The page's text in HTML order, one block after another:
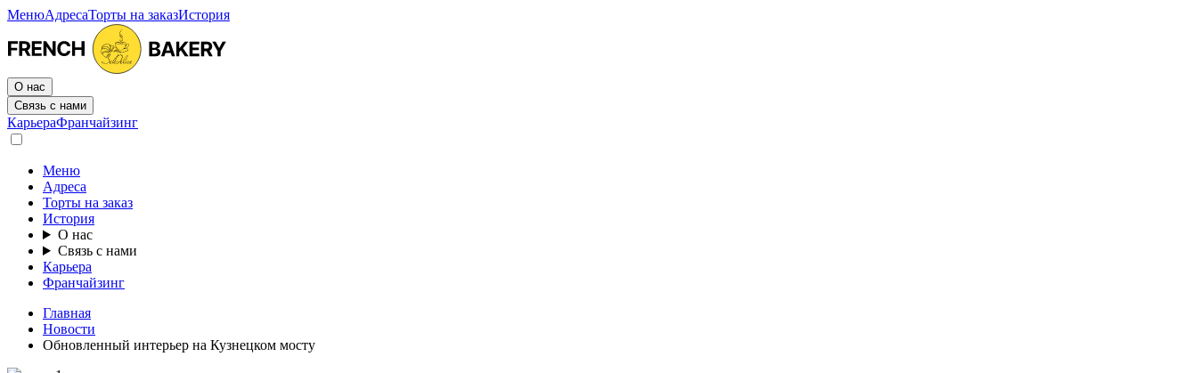
МенюАдресаТорты на заказИстория
О нас
Связь с нами
КарьераФранчайзинг
Меню
Адреса
Торты на заказ
История
О нас
Связь с нами
Карьера
Франчайзинг
Главная
Новости
Обновленный интерьер на Кузнецком мосту